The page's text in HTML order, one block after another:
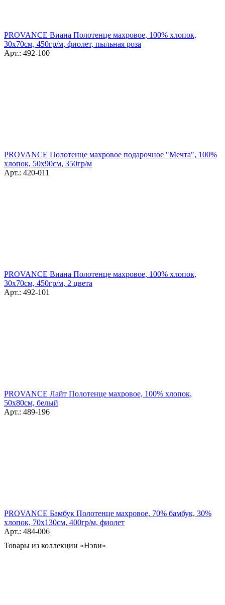
PROVANCE Виана Полотенце махровое, 100% хлопок,
30х70см, 450гр/м, фиолет, пыльная роза
Арт.: 492-100
PROVANCE Полотенце махровое подарочное "Мечта", 100%
хлопок, 50х90см, 350гр/м
Арт.: 420-011
PROVANCE Виана Полотенце махровое, 100% хлопок,
30х70см, 450гр/м, 2 цвета
Арт.: 492-101
PROVANCE Лайт Полотенце махровое, 100% хлопок,
50х80см, белый
Арт.: 489-196
PROVANCE Бамбук Полотенце махровое, 70% бамбук, 30%
хлопок, 70х130см, 400гр/м, фиолет
Арт.: 484-006
Товары из коллекции «Нэви»